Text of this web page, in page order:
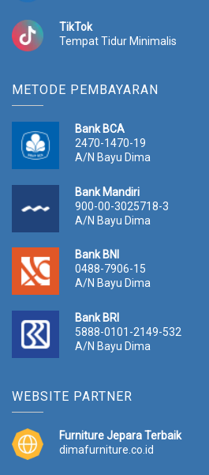
TikTok
Tempat Tidur Minimalis
METODE PEMBAYARAN
Bank BCA
2470-1470-19
A/N Bayu Dima
Bank Mandiri
900-00-3025718-3
A/N Bayu Dima
Bank BNI
0488-7906-15
A/N Bayu Dima
Bank BRI
5888-0101-2149-532
A/N Bayu Dima
WEBSITE PARTNER
Furniture Jepara Terbaik
dimafurniture.co.id